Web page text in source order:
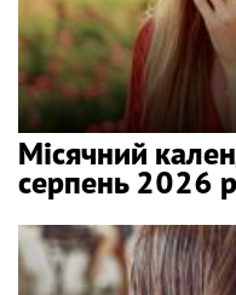
Місячний
серпень 2026